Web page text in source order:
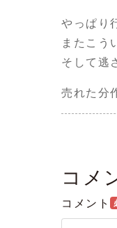
やっぱり
またこう
そして逃
売れた分
コメ
コメント